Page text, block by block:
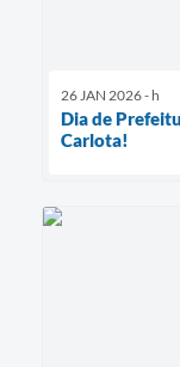
26 JAN 2026 - h
Dia de
Carlota!